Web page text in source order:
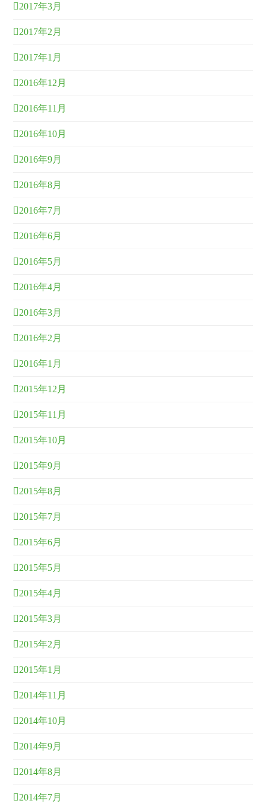
2017年3月
2017年2月
2017年1月
2016年12月
2016年11月
2016年10月
2016年9月
2016年8月
2016年7月
2016年6月
2016年5月
2016年4月
2016年3月
2016年2月
2016年1月
2015年12月
2015年11月
2015年10月
2015年9月
2015年8月
2015年7月
2015年6月
2015年5月
2015年4月
2015年3月
2015年2月
2015年1月
2014年11月
2014年10月
2014年9月
2014年8月
2014年7月